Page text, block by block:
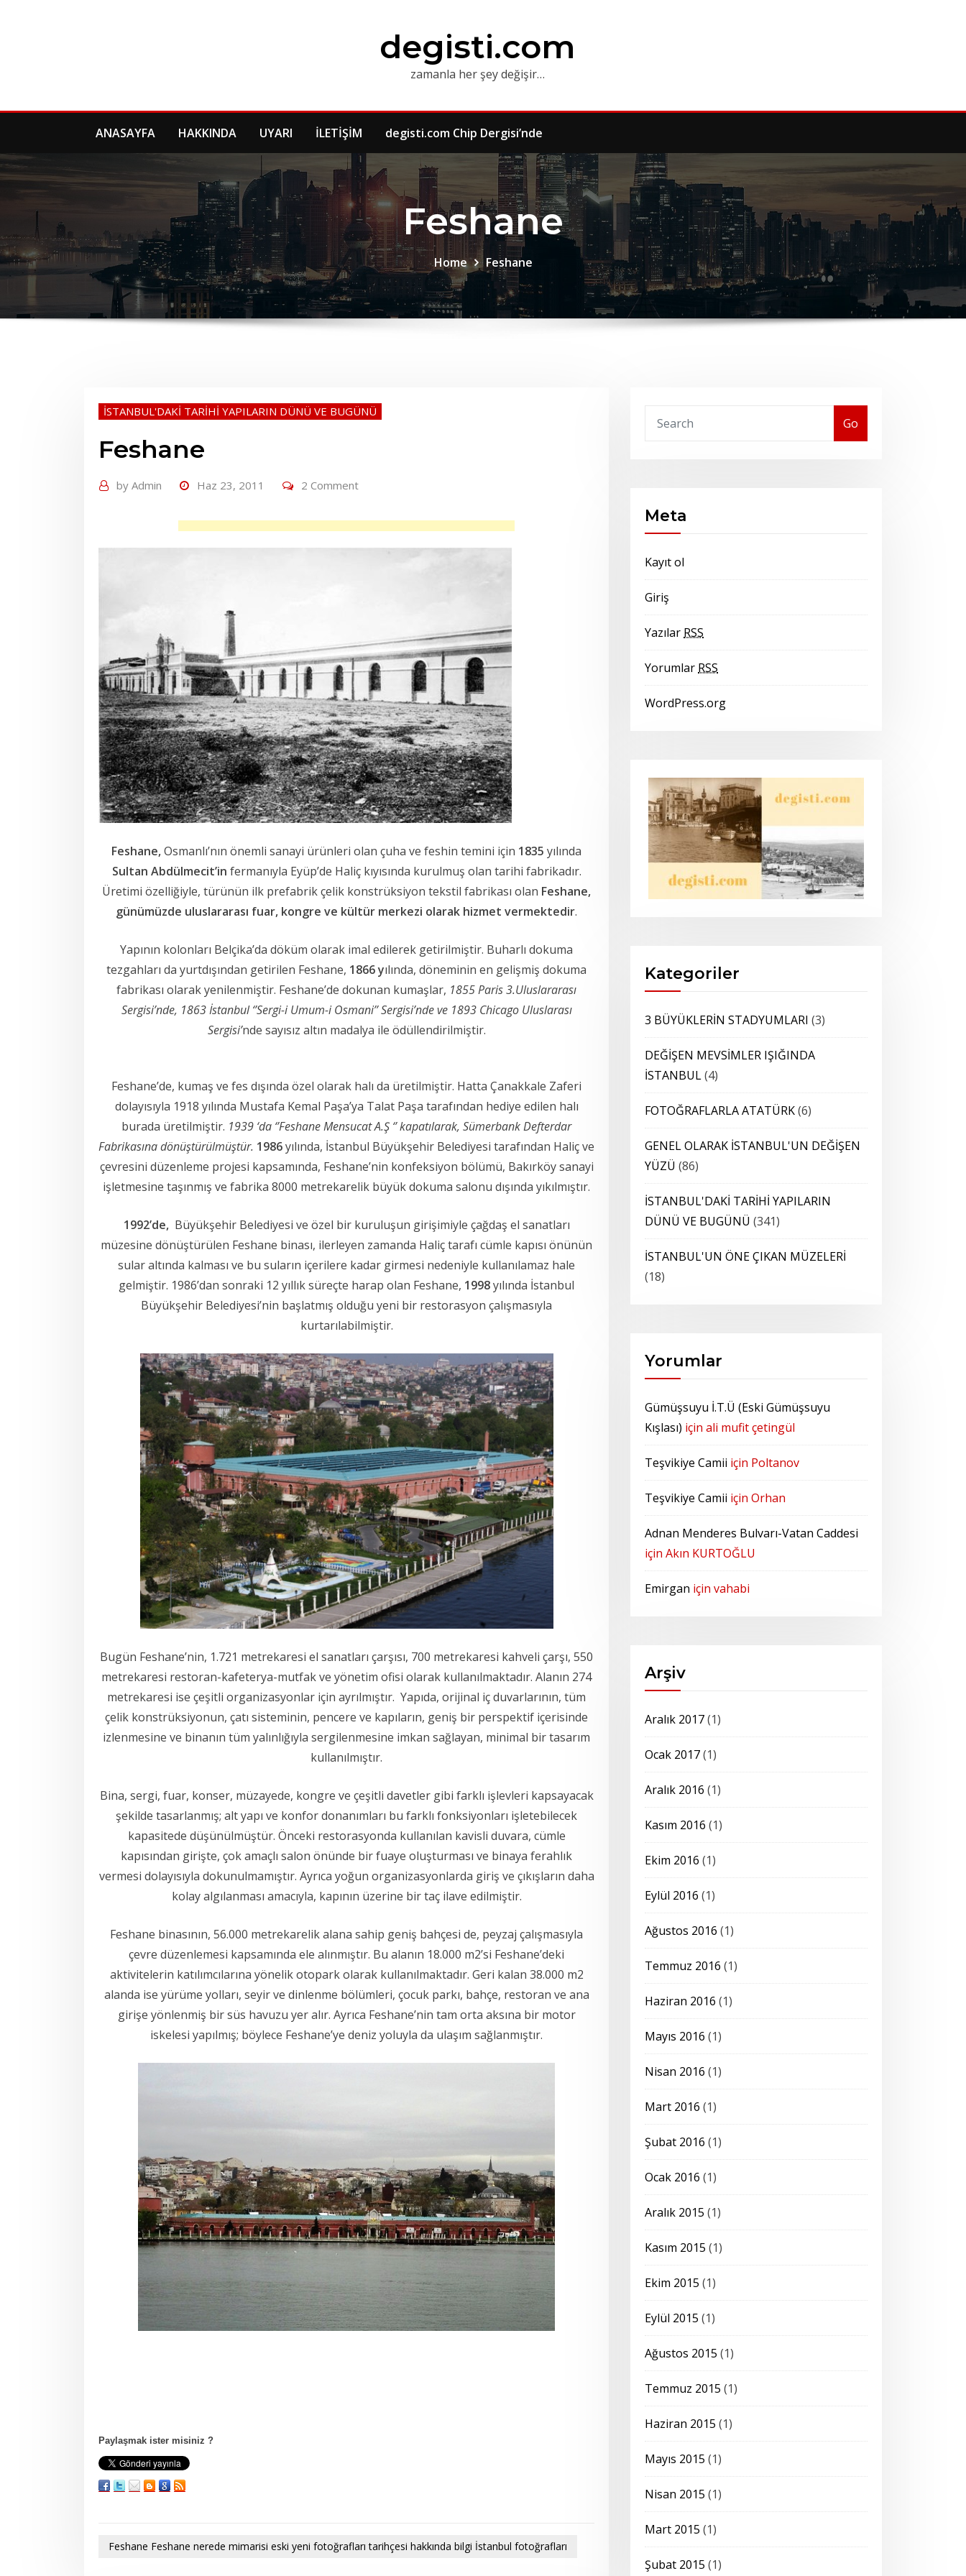
degisti.com
zamanla her şey değişir…
ANASAYFA HAKKINDA UYARI İLETİŞİM degisti.com Chip Dergisi’nde
Feshane
Home Feshane
İSTANBUL'DAKİ TARİHİ YAPILARIN DÜNÜ VE BUGÜNÜ
Feshane
by Admin Haz 23, 2011 2 Comment
Feshane,Osmanlı’nın önemli sanayi ürünleri olan çuha ve feshin temini için 1835 yılında
Sultan Abdülmecit’in fermanıyla Eyüp’de Haliç kıyısında kurulmuş olan tarihi fabrikadır.
Üretimi özelliğiyle, türünün ilk prefabrik çelik konstrüksiyon tekstil fabrikası olan Feshane,
günümüzde uluslararası fuar, kongre ve kültür merkezi olarak hizmet vermektedir.
Yapının kolonları Belçika’da döküm olarak imal edilerek getirilmiştir. Buharlı dokuma
tezgahları da yurtdışından getirilen Feshane, 1866 yılında, döneminin en gelişmiş dokuma
fabrikası olarak yenilenmiştir. Feshane’de dokunan kumaşlar, 1855 Paris 3.Uluslararası
Sergisi’nde, 1863 İstanbul ‘’Sergi-i Umum-i Osmani’’ Sergisi’nde ve 1893 Chicago Uluslarası
Sergisi’nde sayısız altın madalya ile ödüllendirilmiştir.
Feshane’de, kumaş ve fes dışında özel olarak halı da üretilmiştir. Hatta Çanakkale Zaferi
dolayısıyla 1918 yılında Mustafa Kemal Paşa’ya Talat Paşa tarafından hediye edilen halı
burada üretilmiştir. 1939 ‘da ‘’Feshane Mensucat A.Ş ‘’ kapatılarak, Sümerbank Defterdar
Fabrikasına dönüştürülmüştür. 1986yılında, İstanbul Büyükşehir Belediyesi tarafından Haliç ve
çevresini düzenleme projesi kapsamında, Feshane’nin konfeksiyon bölümü, Bakırköy sanayi
işletmesine taşınmış ve fabrika 8000 metrekarelik büyük dokuma salonu dışında yıkılmıştır.
1992’de, Büyükşehir Belediyesi ve özel bir kuruluşun girişimiyle çağdaş el sanatları
müzesine dönüştürülen Feshane binası, ilerleyen zamanda Haliç tarafı cümle kapısı önünün
sular altında kalması ve bu suların içerilere kadar girmesi nedeniyle kullanılamaz hale
gelmiştir. 1986’dan sonraki 12 yıllık süreçte harap olan Feshane, 1998yılında İstanbul
Büyükşehir Belediyesi’nin başlatmış olduğu yeni bir restorasyon çalışmasıyla
kurtarılabilmiştir.
Bugün Feshane’nin, 1.721 metrekaresi el sanatları çarşısı, 700 metrekaresi kahveli çarşı, 550
metrekaresi restoran-kafeterya-mutfak ve yönetim ofisi olarak kullanılmaktadır. Alanın 274
metrekaresi ise çeşitli organizasyonlar için ayrılmıştır. Yapıda, orijinal iç duvarlarının, tüm
çelik konstrüksiyonun, çatı sisteminin, pencere ve kapıların, geniş bir perspektif içerisinde
izlenmesine ve binanın tüm yalınlığıyla sergilenmesine imkan sağlayan, minimal bir tasarım
kullanılmıştır.
Bina, sergi, fuar, konser, müzayede, kongre ve çeşitli davetler gibi farklı işlevleri kapsayacak
şekilde tasarlanmış; alt yapı ve konfor donanımları bu farklı fonksiyonları işletebilecek
kapasitede düşünülmüştür. Önceki restorasyonda kullanılan kavisli duvara, cümle
kapısından girişte, çok amaçlı salon önünde bir fuaye oluşturması ve binaya ferahlık
vermesi dolayısıyla dokunulmamıştır. Ayrıca yoğun organizasyonlarda giriş ve çıkışların daha
kolay algılanması amacıyla, kapının üzerine bir taç ilave edilmiştir.
Feshane binasının, 56.000 metrekarelik alana sahip geniş bahçesi de, peyzaj çalışmasıyla
çevre düzenlemesi kapsamında ele alınmıştır. Bu alanın 18.000 m2’si Feshane’deki
aktivitelerin katılımcılarına yönelik otopark olarak kullanılmaktadır. Geri kalan 38.000 m2
alanda ise yürüme yolları, seyir ve dinlenme bölümleri, çocuk parkı, bahçe, restoran ve ana
girişe yönlenmiş bir süs havuzu yer alır. Ayrıca Feshane’nin tam orta aksına bir motor
iskelesi yapılmış; böylece Feshane’ye deniz yoluyla da ulaşım sağlanmıştır.
Paylaşmak ister misiniz ?
Feshane Feshane nerede mimarisi eski yeni fotoğrafları tarihçesi hakkında bilgi İstanbul fotoğrafları
Go
Meta
Kayıt ol
Giriş
Yazılar RSS
Yorumlar RSS
WordPress.org
Kategoriler
3 BÜYÜKLERİN STADYUMLARI (3)
DEĞİŞEN MEVSİMLER IŞIĞINDA
İSTANBUL(4)
FOTOĞRAFLARLA ATATÜRK(6)
GENEL OLARAK İSTANBUL'UN DEĞİŞEN
YÜZÜ (86)
İSTANBUL'DAKİ TARİHİ YAPILARIN
DÜNÜ VE BUGÜNÜ (341)
İSTANBUL'UN ÖNE ÇIKAN MÜZELERİ
(18)
Yorumlar
Gümüşsuyu İ.T.Ü (Eski Gümüşsuyu
Kışlası) için ali mufit çetingül
Teşvikiye Camii için Poltanov
Teşvikiye Camii için Orhan
Adnan Menderes Bulvarı-Vatan Caddesi
için Akın KURTOĞLU
Emirgan için vahabi
Arşiv
Aralık 2017(1)
Ocak 2017(1)
Aralık 2016 (1)
Kasım 2016 (1)
Ekim 2016 (1)
Eylül 2016 (1)
Ağustos 2016 (1)
Temmuz 2016 (1)
Haziran 2016 (1)
Mayıs 2016 (1)
Nisan 2016 (1)
Mart 2016 (1)
Şubat 2016 (1)
Ocak 2016 (1)
Aralık 2015 (1)
Kasım 2015 (1)
Ekim 2015 (1)
Eylül 2015 (1)
Ağustos 2015 (1)
Temmuz 2015 (1)
Haziran 2015 (1)
Mayıs 2015 (1)
Nisan 2015 (1)
Mart 2015 (1)
Şubat 2015 (1)